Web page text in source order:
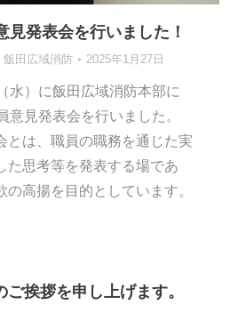
見発表会を行いました！
飯田広域消防 2025年1月27日
水）に飯田広域消防本部に
意見発表会を行いました。
とは、職員の職務を通じた実
た思考等を発表する場であ
の高揚を目的としています。
挨拶を申し上げます。